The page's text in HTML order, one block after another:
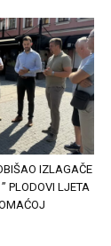
IZLAGAČE
PLODOVI LJETA